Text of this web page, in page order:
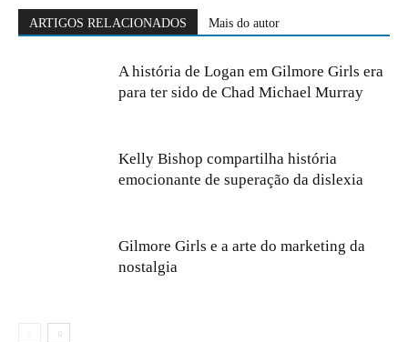
ARTIGOS RELACIONADOS Mais do autor
A história de Logan em Gilmore Girls era
para ter sido de Chad Michael Murray
Kelly Bishop compartilha história
emocionante de superação da dislexia
Gilmore Girls e a arte do marketing da
nostalgia